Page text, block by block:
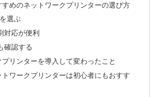
めのネットワークプリンターの選び方
選ぶ
対応が便利
確認する
リンターを導入して変わったこと
トワークプリンターは初心者にもおすす